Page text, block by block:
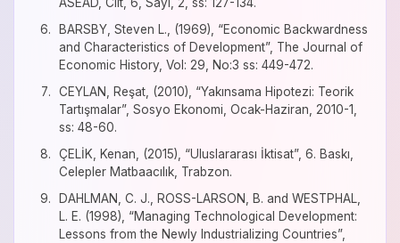
ASEAD, Cilt, 6, Sayı, 2, ss: 127-134.
BARSBY, Steven L., (1969), “Economic Backwardness
and Characteristics of Development”, The Journal of
Economic History, Vol: 29, No:3 ss: 449-472.
CEYLAN, Reşat, (2010), “Yakınsama Hipotezi: Teorik
Tartışmalar”, Sosyo Ekonomi, Ocak-Haziran, 2010-1,
ss: 48-60.
ÇELİK, Kenan, (2015), “Uluslararası İktisat”, 6. Baskı,
Celepler Matbaacılık, Trabzon.
DAHLMAN, C. J., ROSS-LARSON, B. and WESTPHAL,
L. E. (1998), “Managing Technological Development:
Lessons from the Newly Industrializing Countries”,